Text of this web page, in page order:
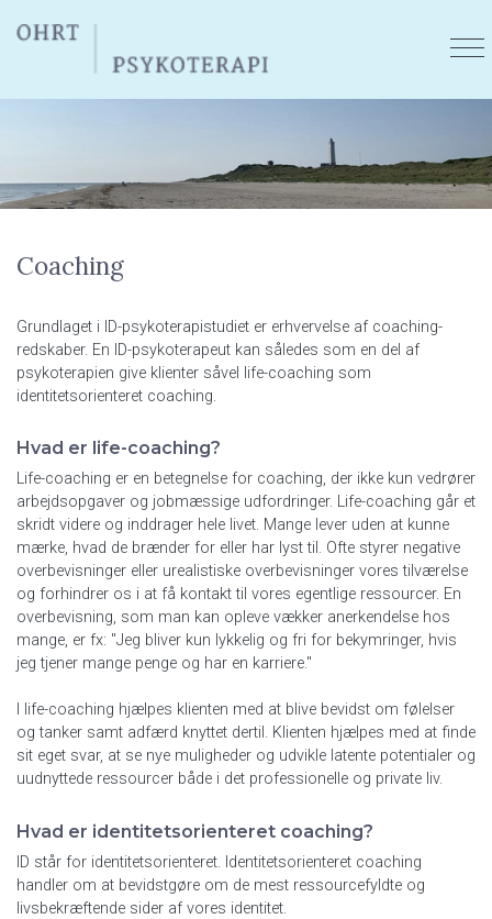
to
Coaching
Grundlaget i ID-psykoterapistudiet er erhvervelse af coaching-
redskaber. En ID-psykoterapeut kan således som en del af
psykoterapien give klienter såvel life-coaching som
identitetsorienteret coaching.
Hvad er life-coaching?
Life-coaching er en betegnelse for coaching, der ikke kun vedrører
arbejdsopgaver og jobmæssige udfordringer. Life-coaching går et
skridt videre og inddrager hele livet. Mange lever uden at kunne
mærke, hvad de brænder for eller har lyst til. Ofte styrer negative
overbevisninger eller urealistiske overbevisninger vores tilværelse
og forhindrer os i at få kontakt til vores egentlige ressourcer. En
overbevisning, som man kan opleve vækker anerkendelse hos
mange, er fx: "Jeg bliver kun lykkelig og fri for bekymringer, hvis
jeg tjener mange penge og har en karriere."
I life-coaching hjælpes klienten med at blive bevidst om følelser
og tanker samt adfærd knyttet dertil. Klienten hjælpes med at finde
sit eget svar, at se nye muligheder og udvikle latente potentialer og
uudnyttede ressourcer både i det professionelle og private liv.
Hvad er identitetsorienteret coaching?
ID står for identitetsorienteret. Identitetsorienteret coaching
handler om at bevidstgøre om de mest ressourcefyldte og
livsbekræftende sider af vores identitet.